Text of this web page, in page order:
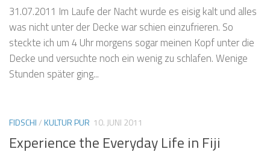
31.07.2011 Im Laufe der Nacht wurde es eisig kalt und alles
was nicht unter der Decke war schien einzufrieren. So
steckte ich um 4 Uhr morgens sogar meinen Kopf unter die
Decke und versuchte noch ein wenig zu schlafen. Wenige
Stunden später ging...
FIDSCHI/KULTUR PUR 10. JUNI 2011
Experience the Everyday Life in Fiji